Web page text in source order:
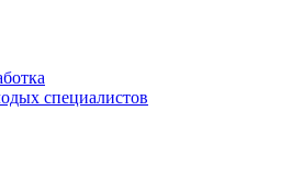
специалистов